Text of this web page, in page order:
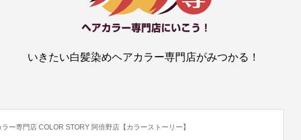
いきたい白髪染めヘアカラー専門店がみつかる！
ー専門店 COLOR STORY 阿倍野店【カラーストーリー】